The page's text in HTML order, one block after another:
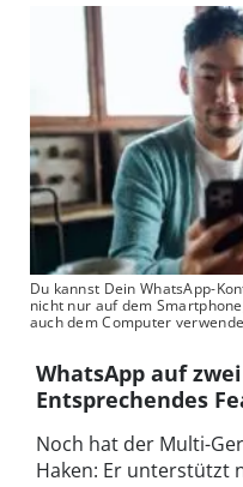
Du kannst Dein WhatsApp-
nicht nur auf dem
auch dem Computer
WhatsApp auf
Entsprechendes
Noch hat der Multi-
Haken: Er unterstützt